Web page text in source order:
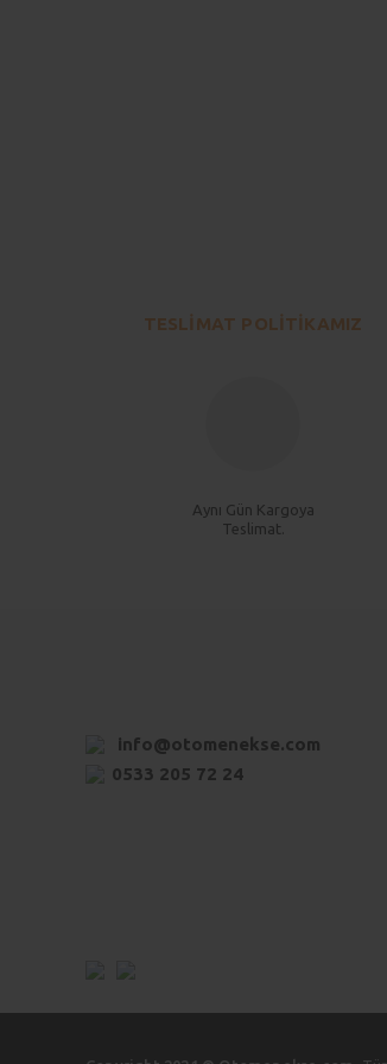
Ürün açıklamasında eksik bilgiler
TESLİMAT POLİTİKAMIZ
Aynı Gün Kargoya
Teslimat.
info@otomenekse.com
0533 205 72 24